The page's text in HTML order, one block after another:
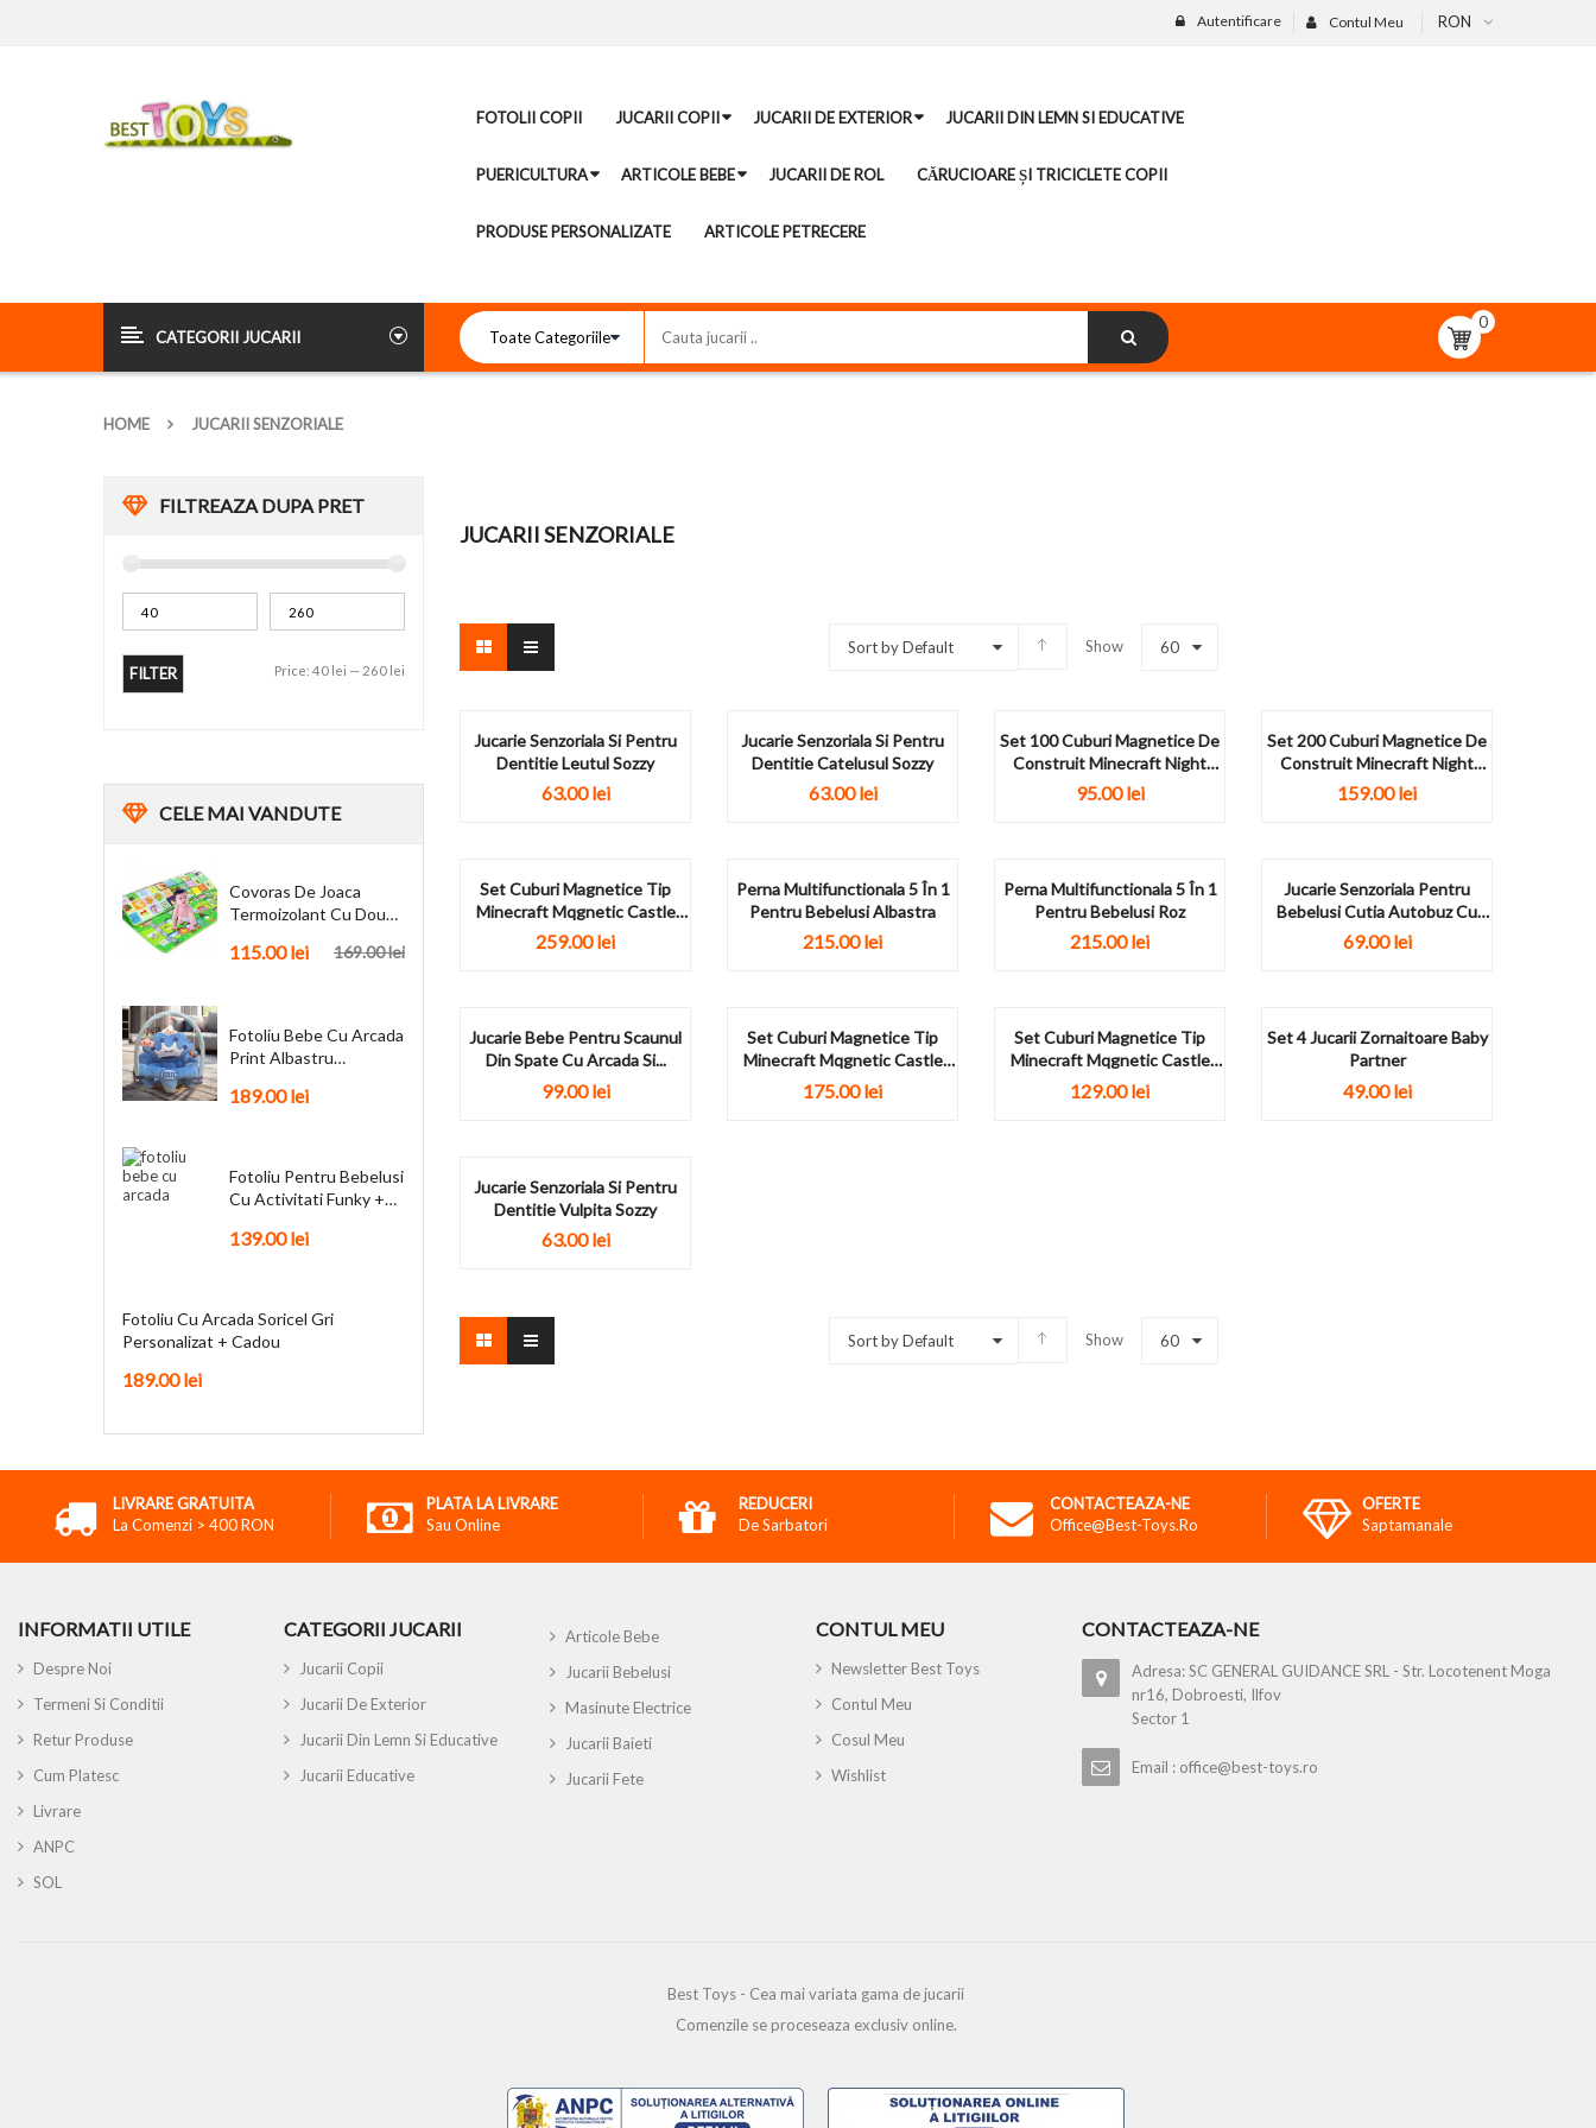
RON
Contul Meu
Autentificare
FOTOLII COPII JUCARII COPII JUCARII DE EXTERIOR JUCARII DIN LEMN SI EDUCATIVE
PUERICULTURA ARTICOLE BEBE JUCARII DE ROL CĂRUCIOARE ȘI TRICICLETE COPII
PRODUSE PERSONALIZATE ARTICOLE PETRECERE
CATEGORII JUCARII
0
HOME JUCARII SENZORIALE
FILTREAZA DUPA PRET
FILTER Price: 40 lei — 260 lei
CELEMAI VANDUTE
Covoras De Joaca
Termoizolant Cu Doua
169.00lei
115.00lei
Fotoliu Bebe Cu Arcada
Print Albastru
189.00lei
Fotoliu Pentru Bebelusi
Cu Activitati Funky +
139.00lei
Fotoliu Cu Arcada Soricel Gri
Personalizat + Cadou
189.00lei
JUCARII SENZORIALE
Sort by Default Show 60
Jucarie Senzoriala Si Pentru
Dentitie Leutul Sozzy
63.00lei
Jucarie Senzoriala Si Pentru
Dentitie Catelusul Sozzy
63.00lei
Set 100 Cuburi Magnetice De
Construit Minecraft Night
Castle
95.00lei
Set 200 Cuburi Magnetice De
Construit Minecraft Night
Castle
159.00lei
Set Cuburi Magnetice Tip
Minecraft Mqgnetic Castle
Blocks 276...
259.00lei
Perna Multifunctionala 5 În 1
Pentru Bebelusi Albastra
215.00lei
Perna Multifunctionala 5 În 1
Pentru Bebelusi Roz
215.00lei
Jucarie Senzoriala Pentru
Bebelusi Cutia Autobuz Cu
Servetele Textile
69.00lei
Jucarie Bebe Pentru Scaunul
Din Spate Cu Arcada Si...
99.00lei
Set Cuburi Magnetice Tip
Minecraft Mqgnetic Castle
Blocks 160...
175.00lei
Set Cuburi Magnetice Tip
Minecraft Mqgnetic Castle
Blocks 100...
129.00lei
Set 4 Jucarii Zornaitoare Baby
Partner
49.00lei
Jucarie Senzoriala Si Pentru
Dentitie Vulpita Sozzy
63.00lei
Sort by Default Show 60
LIVRARE GRATUITA
La Comenzi > 400 RON
PLATA LA LIVRARE
Sau Online
REDUCERI
De Sarbatori
CONTACTEAZA-NE
Office@best-Toys.ro
OFERTE
Saptamanale
INFORMATII UTILE
Despre Noi
Termeni Si Conditii
Retur Produse
Cum Platesc
Livrare
ANPC
SOL
CATEGORII JUCARII
Jucarii Copii
Jucarii De Exterior
Jucarii Din Lemn Si Educative
Jucarii Educative
Articole Bebe
Jucarii Bebelusi
Masinute Electrice
Jucarii Baieti
Jucarii Fete
CONTUL MEU
Newsletter Best Toys
Contul Meu
Cosul Meu
Wishlist
CONTACTEAZA-NE
Adresa: SC GENERAL GUIDANCE SRL - Str. Locotenent Moga
nr16, Dobroesti, Ilfov
Sector 1
Email : office@best-toys.ro
Best Toys - Cea mai variata gama de jucarii
Comenzile se proceseaza exclusiv online.